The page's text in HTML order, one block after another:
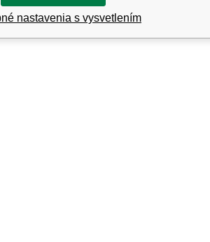
nastavenia s vysvetlením